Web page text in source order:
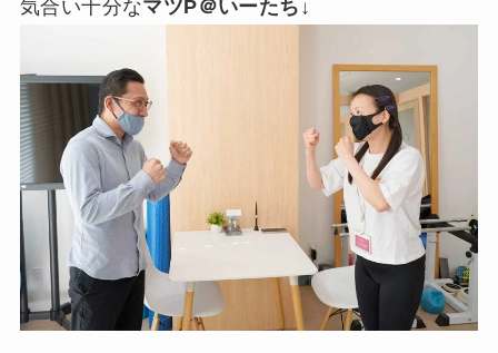
気合い十分なマツP＠いーたち ↓